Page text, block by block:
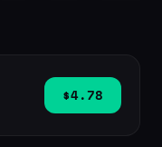
$4.78